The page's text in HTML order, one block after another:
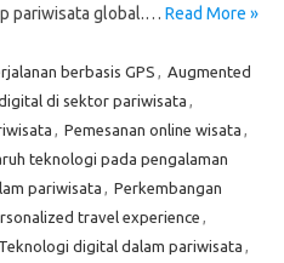
pariwisata global.… Read More »
berbasis GPS , Augmented
di sektor pariwisata ,
, Pemesanan online wisata ,
teknologi pada pengalaman
pariwisata , Perkembangan
travel experience ,
Teknologi digital dalam pariwisata ,